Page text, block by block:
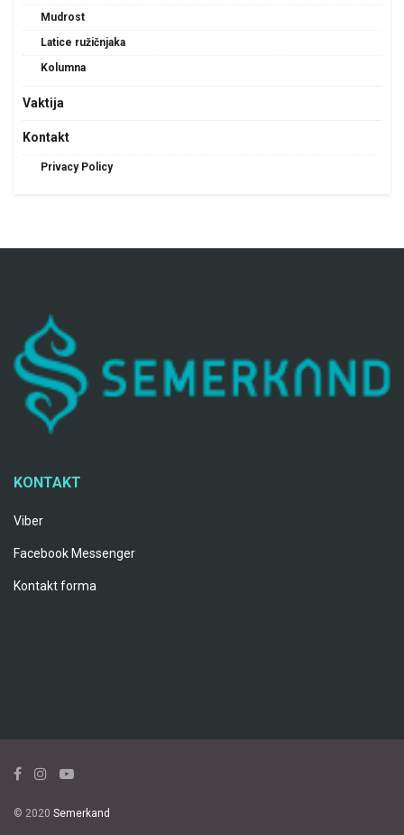
Mudrost
Latice ružičnjaka
Kolumna
Vaktija
Kontakt
Privacy Policy
KONTAKT
Viber
Facebook Messenger
Kontakt forma
© 2020 Semerkand